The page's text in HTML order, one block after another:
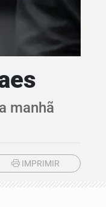
manhã
IMPRIMIR